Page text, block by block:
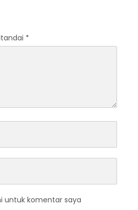
*
untuk komentar saya